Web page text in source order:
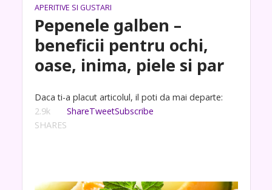
APERITIVE SI GUSTARI
Pepenele galben –
beneficii pentru ochi,
oase, inima, piele si par
Daca ti-a placut articolul, il poti da mai departe:
2.9k
SHARES
ShareTweetSubscribe